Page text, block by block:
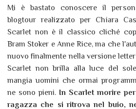
Mi è bastato conoscere il
blogtour realizzato per Chiara
Scarlet non è il classico cliché
Bram Stoker e Anne Rice, ma che
nuovo finalmente nella versione
Scarlet non brilla alla luce del
mangia uomini che ormai
ne sono pieni. In Scarlet morire
ragazza che si ritrova nel buio,